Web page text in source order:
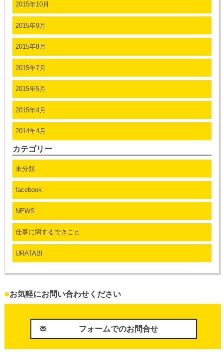
2015年10月
2015年9月
2015年8月
2015年7月
2015年5月
2015年4月
2014年4月
カテゴリー
未分類
facebook
NEWS
仕事に関するできごと
URATABI
■お気軽にお問い合わせください
フォームでのお問合せ